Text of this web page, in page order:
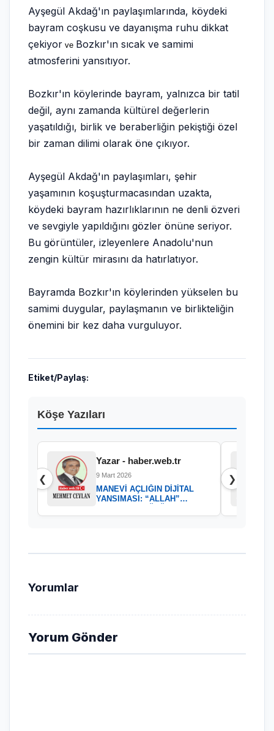
Ayşegül Akdağ'ın paylaşımlarında, köydeki
bayram coşkusu ve dayanışma ruhu dikkat
çekiyor ve Bozkır'ın sıcak ve samimi
atmosferini yansıtıyor.
Bozkır'ın köylerinde bayram, yalnızca bir tatil
değil, aynı zamanda kültürel değerlerin
yaşatıldığı, birlik ve beraberliğin pekiştiği özel
bir zaman dilimi olarak öne çıkıyor.
Ayşegül Akdağ'ın paylaşımları, şehir
yaşamının koşuşturmacasından uzakta,
köydeki bayram hazırlıklarının ne denli özveri
ve sevgiyle yapıldığını gözler önüne seriyor.
Bu görüntüler, izleyenlere Anadolu'nun
zengin kültür mirasını da hatırlatıyor.
Bayramda Bozkır'ın köylerinden yükselen bu
samimi duygular, paylaşmanın ve birlikteliğin
önemini bir kez daha vurguluyor.
Etiket/Paylaş:
Köşe Yazıları
❮
Yazar - haber.web.tr
9 Mart 2026
MANEVİ AÇLIĞIN DİJİTAL
YANSIMASI: “ALLAH”
❯
Yorumlar
Yorum Gönder